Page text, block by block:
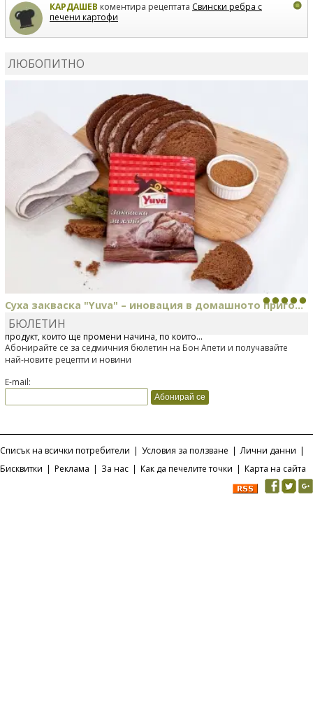
КАРДАШЕВ коментира рецептата Свински ребра с
печени картофи
ЛЮБОПИТНО
Суха закваска "Yuva" – иновация в домашното приго...
Отскоро Лесафр България стартира предлагането на изцяло нов
продукт, който ще промени начина, по който...
БЮЛЕТИН
Абонирайте се за седмичния бюлетин на Бон Апети и получавайте
най-новите рецепти и новини
E-mail:
Списък на всички потребители | Условия за ползване | Лични данни |
Бисквитки | Реклама | За нас | Как да печелите точки | Карта на сайта